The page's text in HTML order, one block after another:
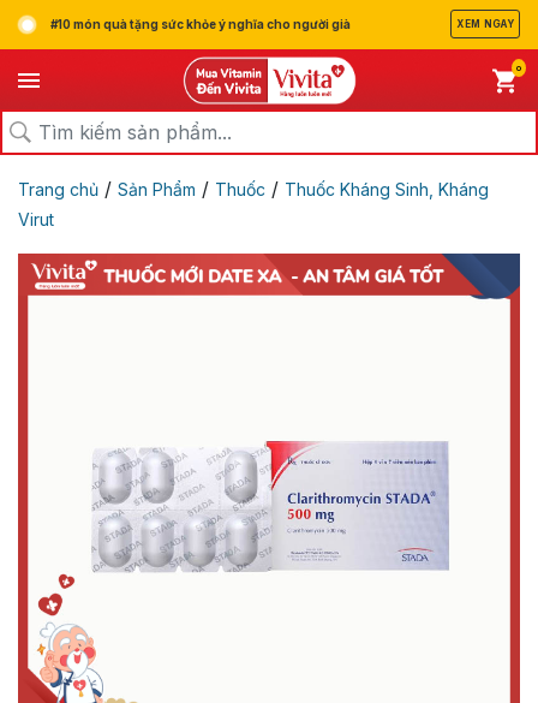
#10 món quà tặng sức khỏe ý nghĩa cho người già XEM NGAY
0
Trang chủ / Sản Phẩm / Thuốc / Thuốc Kháng Sinh, Kháng
Virut